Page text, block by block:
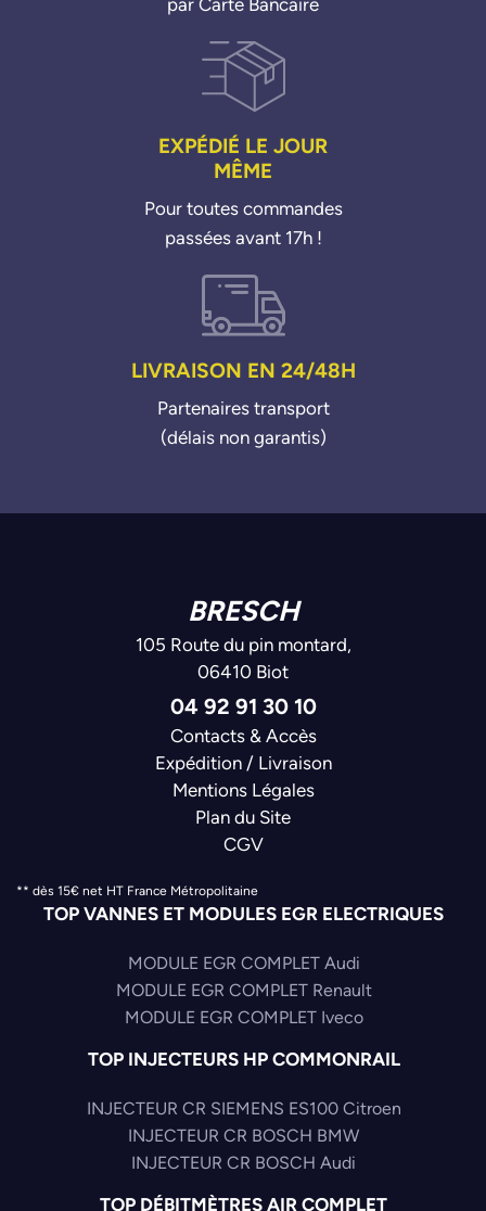
EXPÉDIÉ LE JOUR
MÊME
Pour toutes commandes
passées avant 17h !
LIVRAISON EN 24/48H
Partenaires transport
(délais non garantis)
BRESCH
105 Route du pin montard,
06410 Biot
04 92 91 30 10
Contacts & Accès
Expédition / Livraison
Mentions Légales
Plan du Site
CGV
** dès 15€ net HT France Métropolitaine
TOP VANNES ET MODULES EGR ELECTRIQUES
MODULE EGR COMPLET Audi
MODULE EGR COMPLET Renault
MODULE EGR COMPLET Iveco
TOP INJECTEURS HP COMMONRAIL
INJECTEUR CR SIEMENS ES100 Citroen
INJECTEUR CR BOSCH BMW
INJECTEUR CR BOSCH Audi
TOP DÉBITMÈTRES AIR COMPLET